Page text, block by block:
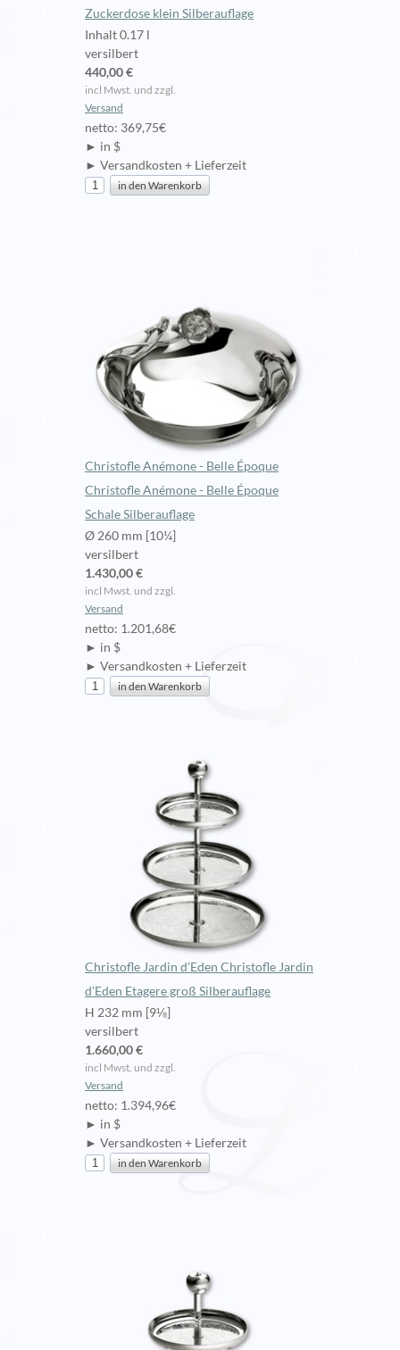
Zuckerdose klein Silberauflage
Inhalt 0.17 l
versilbert
440,00 €
incl Mwst. und zzgl.
Versand
netto: 369,75€
► in $
► Versandkosten + Lieferzeit
Christofle Anémone - Belle Époque
Christofle Anémone - Belle Époque
Schale Silberauflage
Ø 260 mm [10¼]
versilbert
1.430,00 €
incl Mwst. und zzgl.
Versand
netto: 1.201,68€
► in $
► Versandkosten + Lieferzeit
Christofle Jardin d'Eden Christofle Jardin
d'Eden Etagere groß Silberauflage
H 232 mm [9⅛]
versilbert
1.660,00 €
incl Mwst. und zzgl.
Versand
netto: 1.394,96€
► in $
► Versandkosten + Lieferzeit